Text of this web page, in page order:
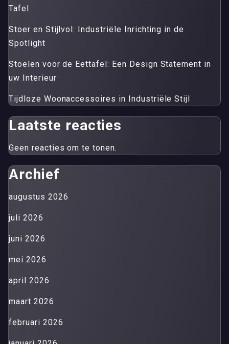
Tafel
Stoer en Stijlvol: Industriële Inrichting in de
Spotlight
Stoelen voor de Eettafel: Een Design Statement in
uw Interieur
Tijdloze Woonaccessoires in Industriële Stijl
Laatste reacties
Geen reacties om te tonen.
Archief
augustus 2026
juli 2026
juni 2026
mei 2026
april 2026
maart 2026
februari 2026